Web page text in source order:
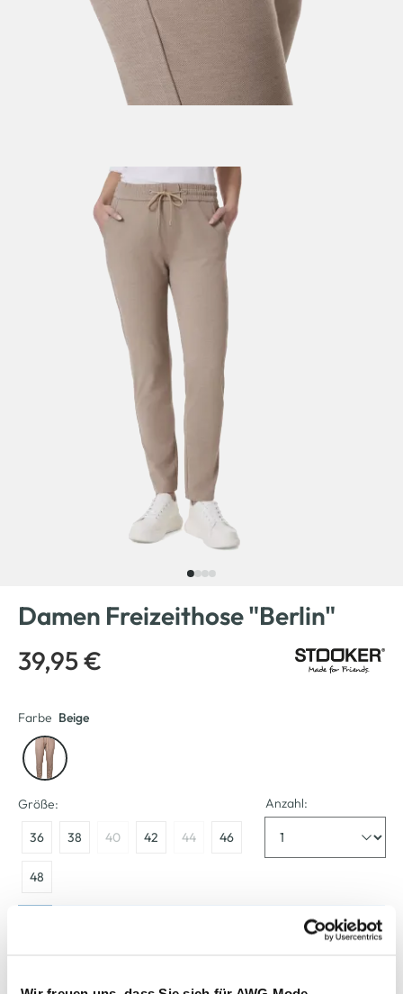
Damen Freizeithose "Berlin"
39,95 €
Farbe Beige
Größe:
36 38 40 42 44 46
48
Anzahl: